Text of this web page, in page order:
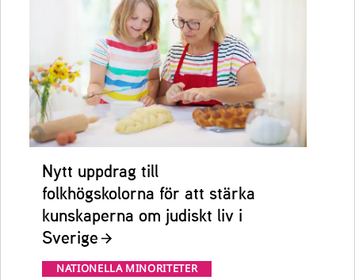
Nytt uppdrag till
folkhögskolorna för att stärka
kunskaperna om judiskt liv i
Sverige
NATIONELLA MINORITETER